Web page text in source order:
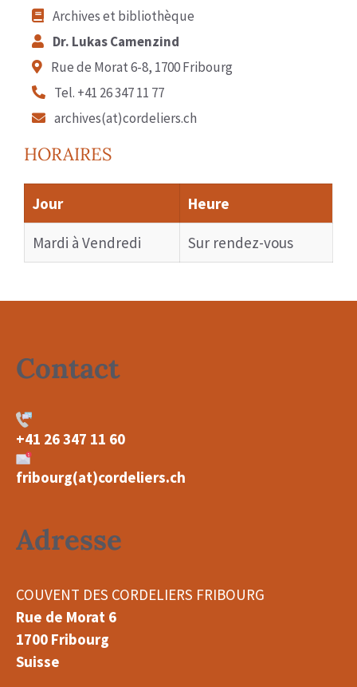
Archives et bibliothèque
Dr. Lukas Camenzind
Rue de Morat 6-8, 1700 Fribourg
Tel. +41 26 347 11 77
archives(at)cordeliers.ch
HORAIRES
Jour Heure
Mardi à Vendredi Sur rendez-vous
Contact
+41 26 347 11 60
fribourg(at)cordeliers.ch
Adresse
COUVENT DES CORDELIERS FRIBOURG
Rue de Morat 6
1700 Fribourg
Suisse